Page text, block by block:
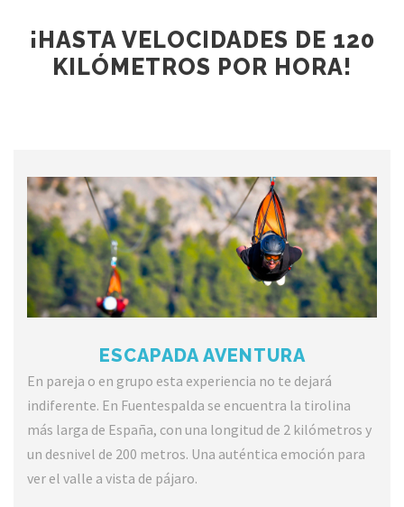
¡HASTA VELOCIDADES DE 120
KILÓMETROS POR HORA!
ESCAPADA AVENTURA
En pareja o en grupo esta experiencia no te dejará
indiferente. En Fuentespalda se encuentra la tirolina
más larga de España, con una longitud de 2 kilómetros y
un desnivel de 200 metros. Una auténtica emoción para
ver el valle a vista de pájaro.